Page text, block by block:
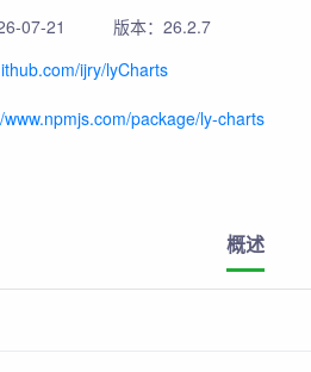
07-21
版本：26.2.7
ijry/lyCharts
www.npmjs.com/package/ly-charts
概述